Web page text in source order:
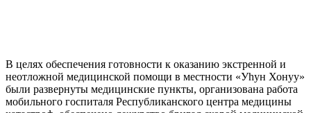
В целях обеспечения готовности к оказанию экстренной и
неотложной медицинской помощи в местности «Уһун Хонуу»
были развернуты медицинские пункты, организована работа
мобильного госпиталя Республиканского центра медицины